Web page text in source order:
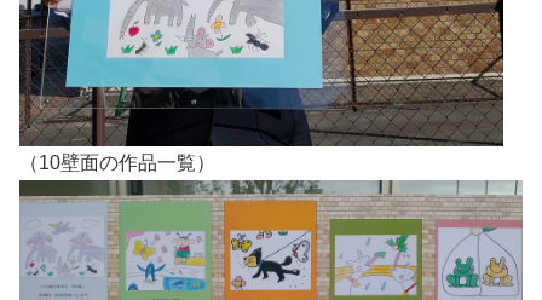
（10壁面の作品一覧）